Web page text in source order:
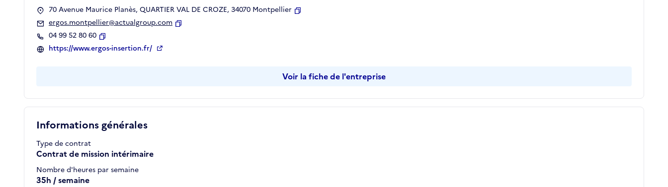
Informations générales
Type de contrat
Contrat de mission intérimaire
Nombre d'heures par semaine
35h / semaine
70 Avenue Maurice Planès, QUARTIER VAL DE CROZE, 34070 Montpellier
ergos.montpellier@actualgroup.com
04 99 52 80 60
Copier
https://www.ergos-insertion.fr/
Voir la fiche de l'entreprise